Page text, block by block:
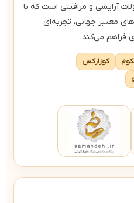
آرایشی و مراقبتی است که با
معتبر جهانی، تجربه‌ای
فراهم می‌کند.
کوزارکس